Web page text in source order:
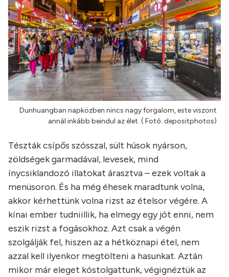
Dunhuangban napközben nincs nagy forgalom, este viszont
annál inkább beindul az élet. ( Fotó: depositphotos)
Tészták csípős szósszal, sült húsok nyárson,
zöldségek garmadával, levesek, mind
ínycsiklandozó illatokat árasztva – ezek voltak a
menüsoron. És ha még éhesek maradtunk volna,
akkor kérhettünk volna rizst az ételsor végére. A
kínai ember tudniillik, ha elmegy egy jót enni, nem
eszik rizst a fogásokhoz. Azt csak a végén
szolgálják fel, hiszen az a hétköznapi étel, nem
azzal kell ilyenkor megtölteni a hasunkat. Aztán
mikor már eleget kóstolgattunk, végignéztük az